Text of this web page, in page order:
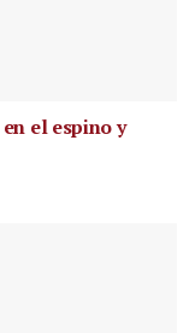
el espino y